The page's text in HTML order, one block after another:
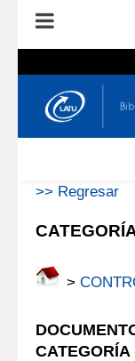
>> Regresar
>
CATEGORÍA